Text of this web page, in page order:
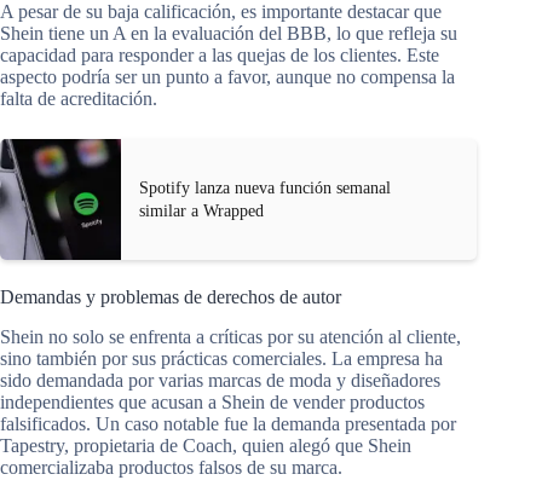
A pesar de su baja calificación, es importante destacar que
Shein tiene un A en la evaluación del BBB, lo que refleja su
capacidad para responder a las quejas de los clientes. Este
aspecto podría ser un punto a favor, aunque no compensa la
falta de acreditación.
Spotify lanza nueva función semanal
similar a Wrapped
Demandas y problemas de derechos de autor
Shein no solo se enfrenta a críticas por su atención al cliente,
sino también por sus prácticas comerciales. La empresa ha
sido demandada por varias marcas de moda y diseñadores
independientes que acusan a Shein de vender productos
falsificados. Un caso notable fue la demanda presentada por
Tapestry, propietaria de Coach, quien alegó que Shein
comercializaba productos falsos de su marca.